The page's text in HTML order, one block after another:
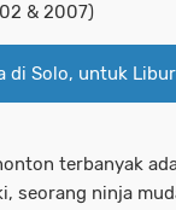
& 2007)
di Solo, untuk
terbanyak
seorang ninja